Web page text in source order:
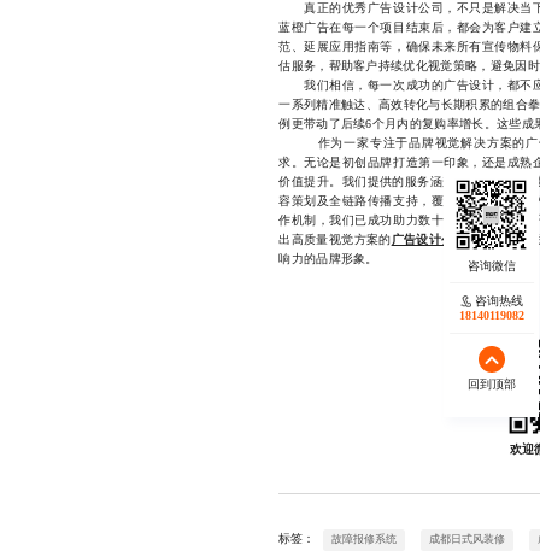
真正的优秀广告设计公司，不只是解决当
蓝橙广告在每一个项目结束后，都会为客户
范、延展应用指南等，确保未来所有宣传物
估服务，帮助客户持续优化视觉策略，避免因
我们相信，每一次成功的广告设计，都不
一系列精准触达、高效转化与长期积累的组合
例更带动了后续6个月内的复购率增长。这些
作为一家专注于品牌视觉解决方案的广
求。无论是初创品牌打造第一印象，还是成
价值提升。我们提供的服务涵盖品牌VI系统搭
容策划及全链路传播支持，覆盖从概念到落
作机制，我们已成功助力数十家企业完成品
出高质量视觉方案的广告设计公司，欢迎直接
响力的品牌形象。
欢迎
标签： 故障报修系统 成都日式风装修
咨询热线
18140119082
回到顶部